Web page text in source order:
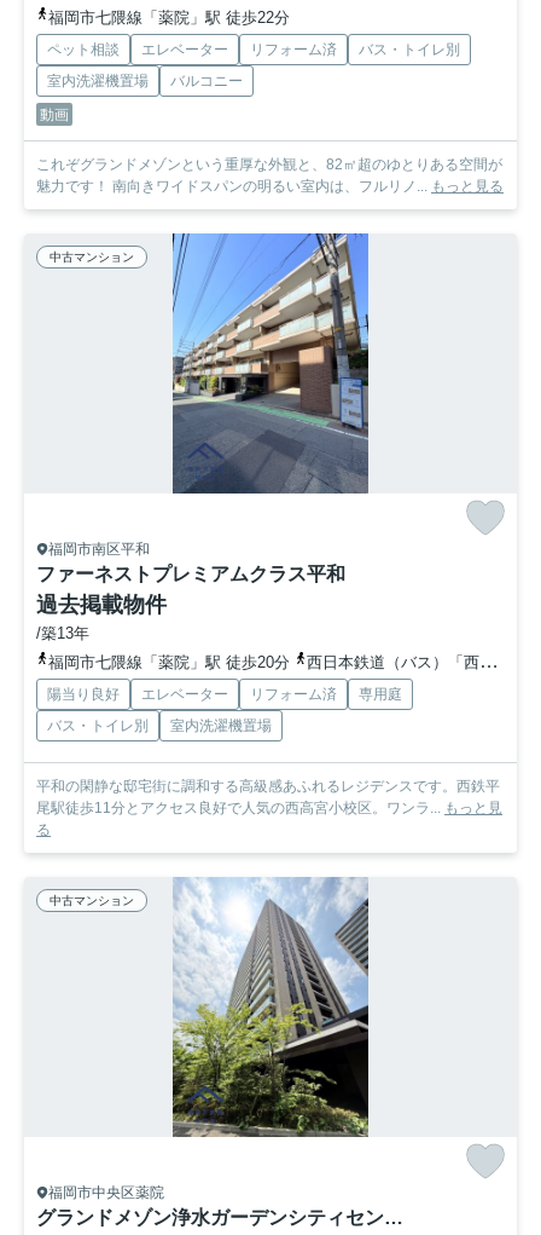
福岡市七隈線「薬院」駅 徒歩22分
ペット相談 エレベーター リフォーム済
バス・トイレ別
室内洗濯機置場
バルコニー
動画
これぞグランドメゾンという重厚な外観と、82㎡超のゆとりある空間が
魅力です！ 南向きワイドスパンの明るい室内は、フルリノ... もっと見る
中古マンション
福岡市南区平和
ファーネストプレミアムクラス平和
過去掲載物件
/築13年
福岡市七隈線「薬院」駅 徒歩20分
西日本鉄道（バス）「西高宮小学校」バス停下車 徒歩5分
陽当り良好 エレベーター リフォーム済
専用庭
バス・トイレ別
室内洗濯機置場
平和の閑静な邸宅街に調和する高級感あふれるレジデンスです。西鉄平
尾駅徒歩11分とアクセス良好で人気の西高宮小校区。ワンラ... もっと見
る
中古マンション
福岡市中央区薬院
グランドメゾン浄水ガーデンシティセントラルフォレストⅠ